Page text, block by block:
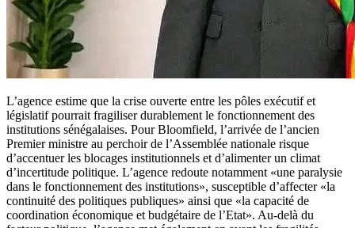
L’agence estime que la crise ouverte entre les pôles exécutif et
législatif pourrait fragiliser durablement le fonctionnement des
institutions sénégalaises. Pour Bloomfield, l’arrivée de l’ancien
Premier ministre au perchoir de l’Assemblée nationale risque
d’accentuer les blocages institutionnels et d’alimenter un climat
d’incertitude politique. L’agence redoute notamment «une paralysie
dans le fonctionnement des institutions», susceptible d’affecter «la
continuité des politiques publiques» ainsi que «la capacité de
coordination économique et budgétaire de l’Etat». Au-delà du